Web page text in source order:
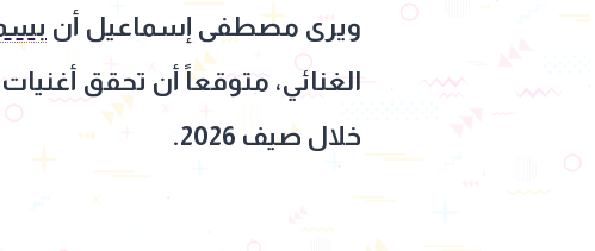
ويرى مصطفى إسماعيل أن
الغنائي، متوقعاً أن تحقق
خلال صيف 2026.